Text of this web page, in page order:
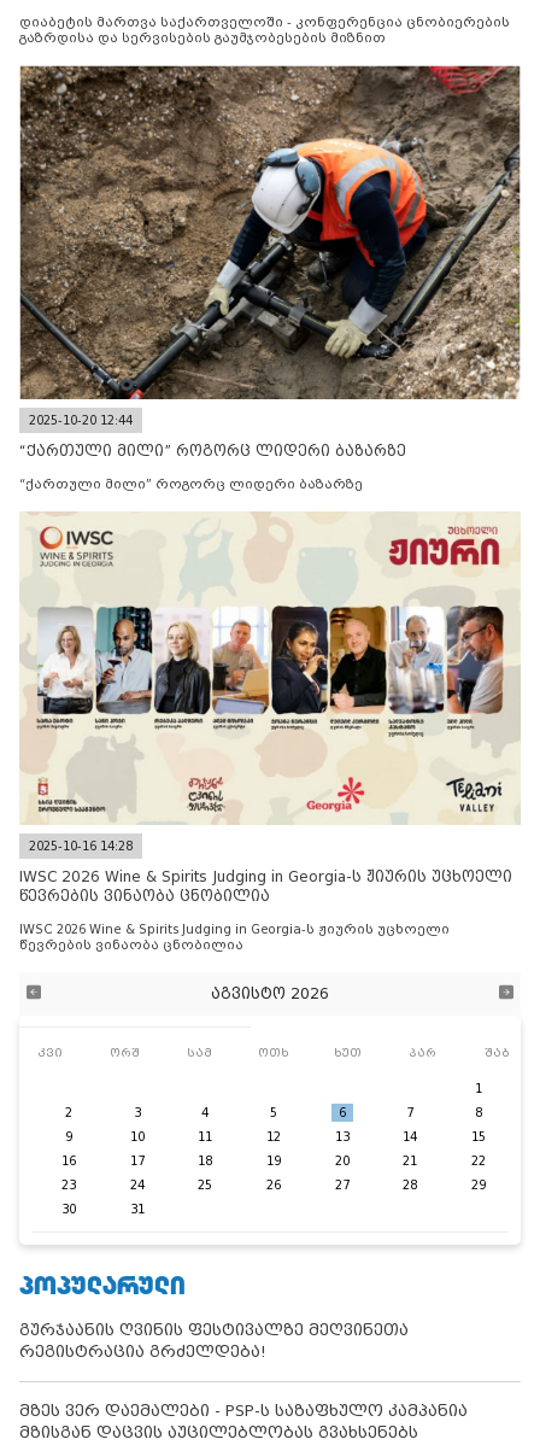
დიაბეტის მართვა საქართველოში - კონფერენცია ცნობიერების
გაზრდისა და სერვისების გაუმჯობესების მიზნით
2025-10-20 12:44
“ქართული მილი” როგორც ლიდერი ბაზარზე
“ქართული მილი” როგორც ლიდერი ბაზარზე
2025-10-16 14:28
IWSC 2026 Wine & Spirits Judging in Georgia-ს ჟიურის უცხოელი
წევრების ვინაობა ცნობილია
IWSC 2026 Wine & Spirits Judging in Georgia-ს ჟიურის უცხოელი
წევრების ვინაობა ცნობილია
აგვისტო 2026
კვი ორშ სამ ოთხ ხუთ პარ შაბ
1
2
3 4 5 6 7
8
9
10 11 12 13 14
15
16
17 18 19 20 21
22
23
24 25 26 27 28
29
30
31
ᲞᲝᲞᲣᲚᲐᲠᲣᲚᲘ
გურჯაანის ღვინის ფესტივალზე მეღვინეთა
რეგისტრაცია გრძელდება!
მზეს ვერ დაემალები - PSP-ს საზაფხულო კამპანია
მზისგან დაცვის აუცილებლობას გვახსენებს